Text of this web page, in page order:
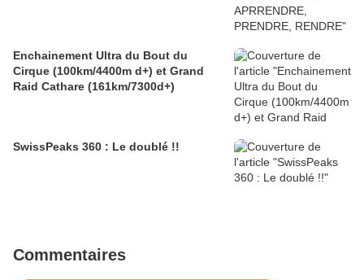
Enchainement Ultra du Bout du
Cirque (100km/4400m d+) et Grand
Raid Cathare (161km/7300d+)
SwissPeaks 360 : Le doublé !!
Commentaires